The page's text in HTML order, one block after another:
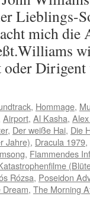
Lieblings-
mich die
oder
, Hommage,
Airport, Al Kasha,
, Der weiße Hai, Die
Jahre), Dracula 1979,
, Flammendes
Rózsa, Poseidon
Dream, The Morning